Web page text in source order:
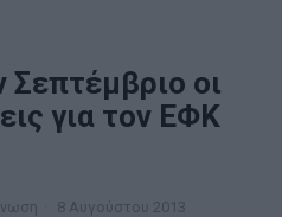
οι
για τον ΕΦΚ
8 Αυγούστου 2013